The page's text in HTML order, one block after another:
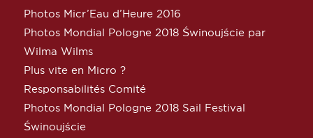
Photos Micr’Eau d’Heure 2016
Photos Mondial Pologne 2018 Świnoujście par
Wilma Wilms
Plus vite en Micro ?
Responsabilités Comité
Photos Mondial Pologne 2018 Sail Festival
Świnoujście